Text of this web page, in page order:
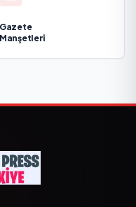
Gazete
Manşetleri